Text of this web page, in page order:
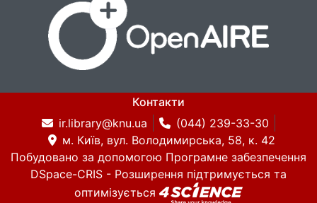
Контакти
ir.library@knu.ua
(044) 239-33-30
м. Київ, вул. Володимирська, 58, к. 42
Побудовано за допомогою Програмне забезпечення
DSpace-CRIS - Розширення підтримується та
оптимізується